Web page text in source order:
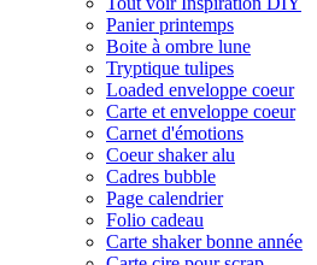
Panier printemps
Boite à ombre lune
Tryptique tulipes
Loaded enveloppe coeur
Carte et enveloppe coeur
Carnet d'émotions
Coeur shaker alu
Cadres bubble
Page calendrier
Folio cadeau
Carte shaker bonne année